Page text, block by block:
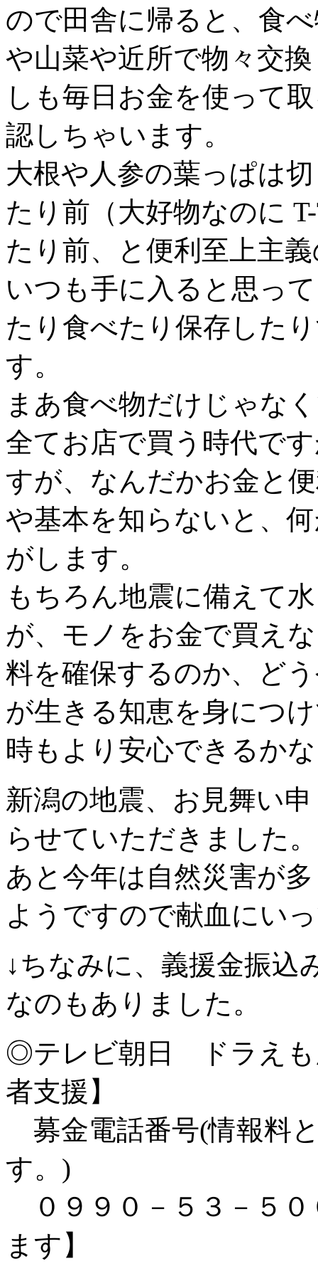
ので田舎に帰ると、食
や山菜や近所で物々交
しも毎日お金を使って
認しちゃいます。
大根や人参の葉っぱは
たり前（大好物なのに
たり前、と便利至上主
いつも手に入ると思っ
たり食べたり保存した
す。
まあ食べ物だけじゃな
全てお店で買う時代で
すが、なんだかお金と
や基本を知らないと、
がします。
もちろん地震に備えて
が、モノをお金で買え
料を確保するのか、ど
が生きる知恵を身につ
時もより安心できるか
新潟の地震、お見舞い
らせていただきました。
あと今年は自然災害が
ようですので献血にい
↓ちなみに、義援金振込
なのもありました。
◎テレビ朝日 ドラえも
者支援】
募金電話番号(情報料
す。)
０９９０－５３－５
ます】